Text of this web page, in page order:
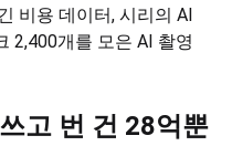
비용 데이터, 시리의 AI
2,400개를 모은 AI 촬영
고 번 건 28억뿐